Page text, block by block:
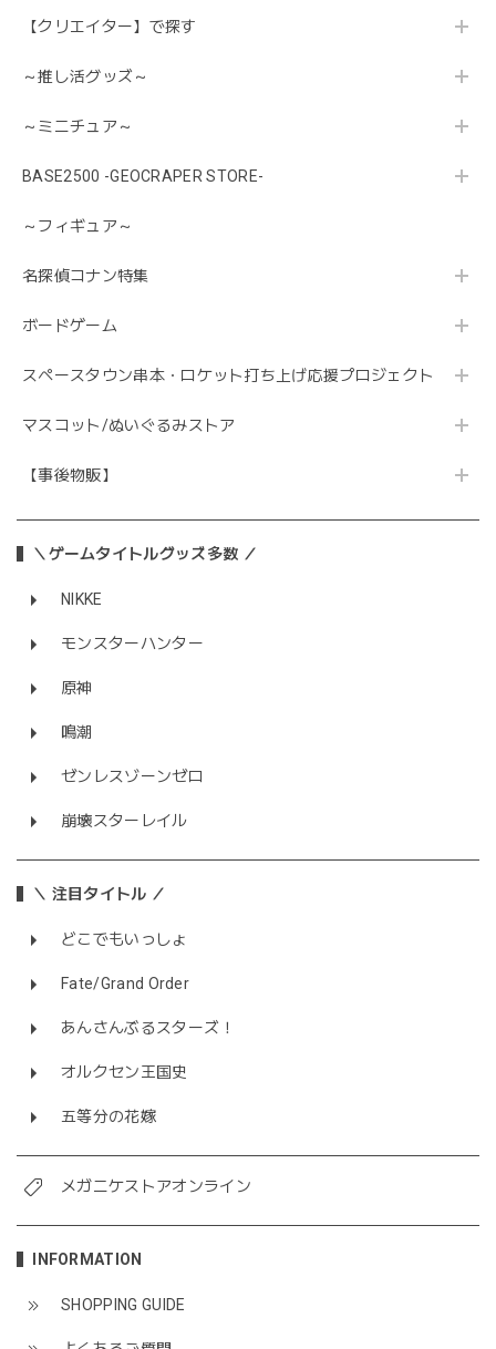
【クリエイター】で探す
～推し活グッズ～
～ミニチュア～
BASE2500 -GEOCRAPER STORE-
～フィギュア～
名探偵コナン特集
ボードゲーム
スペースタウン串本・ロケット打ち上げ応援プロジェクト
マスコット/ぬいぐるみストア
【事後物販】
＼ゲームタイトルグッズ多数 ／
NIKKE
モンスターハンター
原神
鳴潮
ゼンレスゾーンゼロ
崩壊スターレイル
＼ 注目タイトル ／
どこでもいっしょ
Fate/Grand Order
あんさんぶるスターズ！
オルクセン王国史
五等分の花嫁
メガニケストアオンライン
INFORMATION
SHOPPING GUIDE